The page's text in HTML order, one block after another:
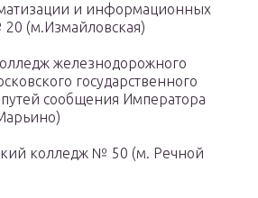
и информационных
(м.Измайловская)
железнодорожного
государственного
сообщения Императора
колледж № 50 (м. Речной